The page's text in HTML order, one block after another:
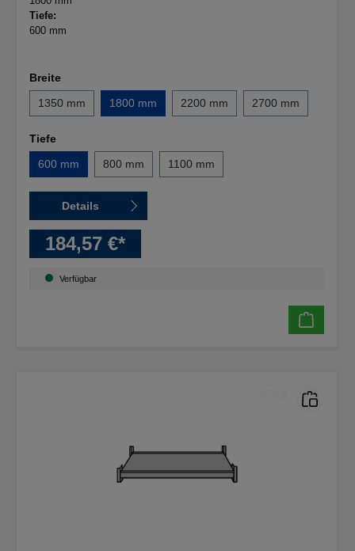
Tiefe:
600 mm
Breite
1350 mm
1800 mm 2200 mm 2700 mm
Tiefe
600 mm
800 mm 1100 mm
Details
184,57 €*
Verfügbar